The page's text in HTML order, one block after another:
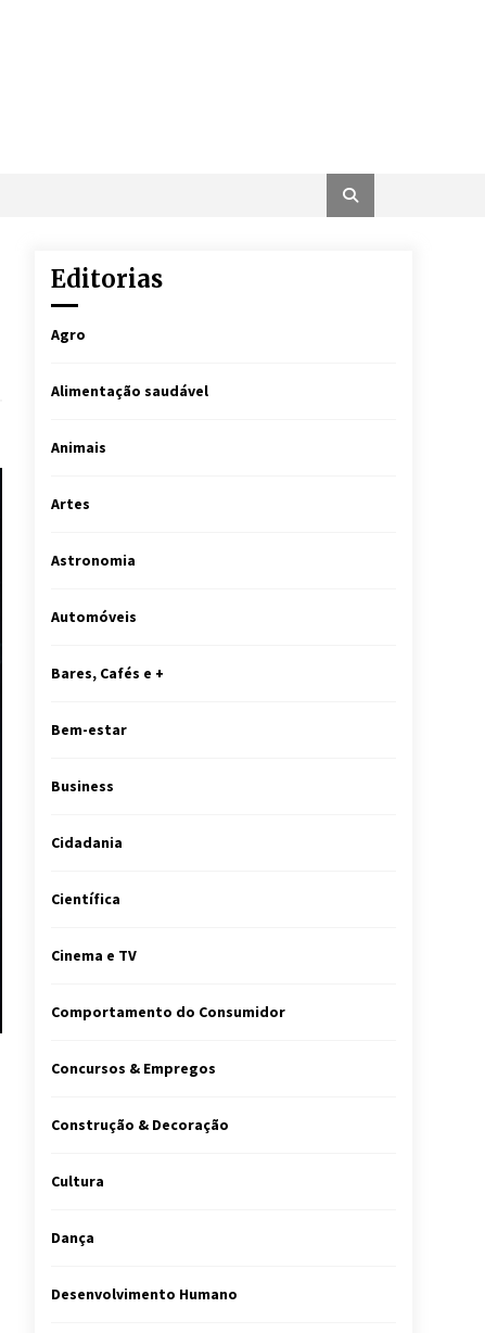
Editorias
Agro
Alimentação saudável
Animais
Artes
Astronomia
Automóveis
Bares, Cafés e +
Bem-estar
Business
Cidadania
Científica
Cinema e TV
Comportamento do Consumidor
Concursos & Empregos
Construção & Decoração
Cultura
Dança
Desenvolvimento Humano